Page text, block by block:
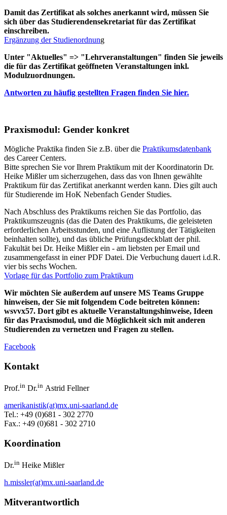
Damit das Zertifikat als solches anerkannt wird, müssen Sie
sich über das Studierendensekretariat für das Zertifikat
einschreiben.
Ergänzung der Studienordnung
Unter "Aktuelles" => "Lehrveranstaltungen" finden Sie jeweils
die für das Zertifikat geöffneten Veranstaltungen inkl.
Modulzuordnungen.
Antworten zu häufig gestellten Fragen finden Sie hier.
Praxismodul: Gender konkret
Mögliche Praktika finden Sie z.B. über die Praktikumsdatenbank
des Career Centers.
Bitte sprechen Sie vor Ihrem Praktikum mit der Koordinatorin Dr.
Heike Mißler um sicherzugehen, dass das von Ihnen gewählte
Praktikum für das Zertifikat anerkannt werden kann. Dies gilt auch
für Studierende im HoK Nebenfach Gender Studies.
Nach Abschluss des Praktikums reichen Sie das Portfolio, das
Praktikumszeugnis (das die Daten des Praktikums, die geleisteten
erforderlichen Arbeitsstunden, und eine Auflistung der Tätigkeiten
beinhalten sollte), und das übliche Prüfungsdeckblatt der phil.
Fakultät bei Dr. Heike Mißler ein - am liebsten per Email und
zusammengefasst in einer PDF Datei. Die Verbuchung dauert i.d.R.
vier bis sechs Wochen.
Vorlage für das Portfolio zum Praktikum
Wir möchten Sie außerdem auf unsere MS Teams Gruppe
hinweisen, der Sie mit folgendem Code beitreten können:
wsvvx57. Dort gibt es aktuelle Veranstaltungshinweise, Ideen
für das Praxismodul, und die Möglichkeit sich mit anderen
Studierenden zu vernetzen und Fragen zu stellen.
Facebook
Kontakt
Prof.in Dr.in Astrid Fellner
amerikanistik(at)mx.uni-saarland.de
Tel.: +49 (0)681 - 302 2770
Fax.: +49 (0)681 - 302 2710
Koordination
Dr.in Heike Mißler
h.missler(at)mx.uni-saarland.de
Mitverantwortlich